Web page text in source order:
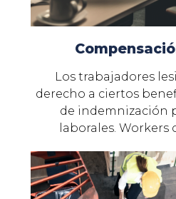
Los trabajadores
derecho a ciertos
de indemnización
laborales.